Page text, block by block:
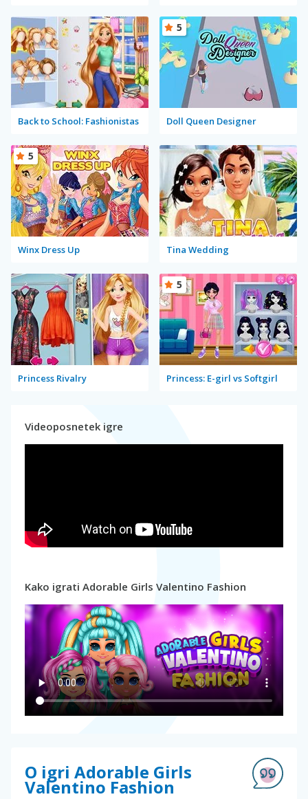
Back to School: Fashionistas Doll Queen Designer
5
Winx Dress Up
5
Tina Wedding
Princess Rivalry Princess: E-girl vs Softgirl
5
Videoposnetek igre
Kako igrati Adorable Girls Valentino Fashion
O igri Adorable Girls
Valentino Fashion